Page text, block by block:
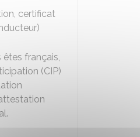
certificat
êtes français,
(CIP)